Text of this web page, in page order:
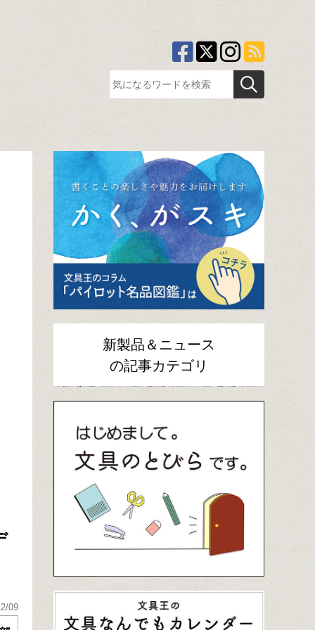
09
新製品＆ニュース
の記事カテゴリ